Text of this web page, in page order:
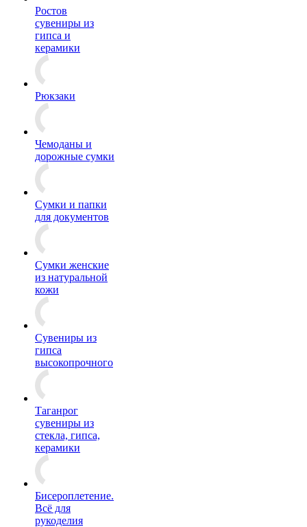
Ростов
сувениры из
гипса и
керамики
Рюкзаки
Чемоданы и
дорожные сумки
Сумки и папки
для документов
Сумки женские
из натуральной
кожи
Сувениры из
гипса
высокопрочного
Таганрог
сувениры из
стекла, гипса,
керамики
Бисероплетение.
Всё для
рукоделия